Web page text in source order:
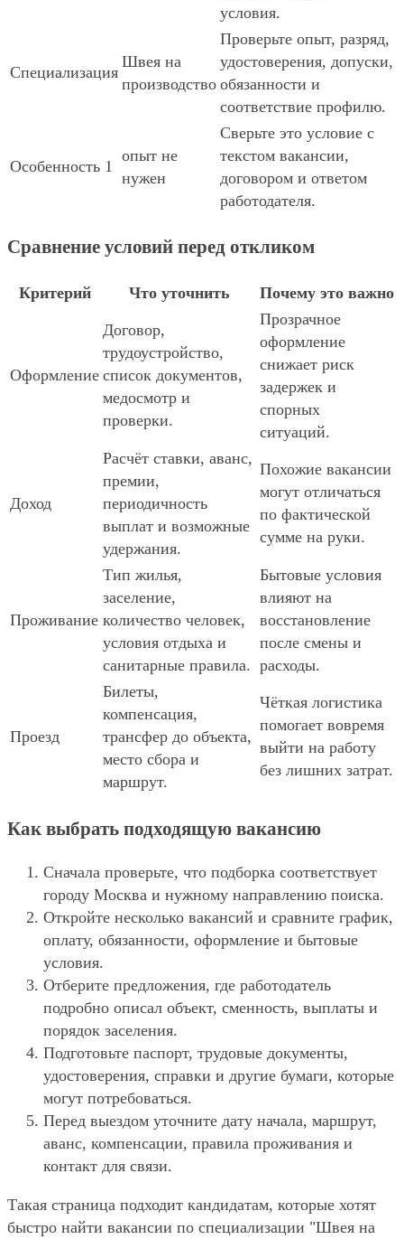
условия.
Специализация
Швея на
производство
Проверьте опыт, разряд,
удостоверения, допуски,
обязанности и
соответствие профилю.
Особенность 1
опыт не
нужен
Сверьте это условие с
текстом вакансии,
договором и ответом
работодателя.
Сравнение условий перед откликом
Критерий Что уточнить Почему это важно
Оформление
Договор,
трудоустройство,
список документов,
медосмотр и
проверки.
Прозрачное
оформление
снижает риск
задержек и
спорных
ситуаций.
Доход
Расчёт ставки, аванс,
премии,
периодичность
выплат и возможные
удержания.
Похожие вакансии
могут отличаться
по фактической
сумме на руки.
Проживание
Тип жилья,
заселение,
количество человек,
условия отдыха и
санитарные правила.
Бытовые условия
влияют на
восстановление
после смены и
расходы.
Проезд
Билеты,
компенсация,
трансфер до объекта,
место сбора и
маршрут.
Чёткая логистика
помогает вовремя
выйти на работу
без лишних затрат.
Как выбрать подходящую вакансию
Сначала проверьте, что подборка соответствует
городу Москва и нужному направлению поиска.
Откройте несколько вакансий и сравните график,
оплату, обязанности, оформление и бытовые
условия.
Отберите предложения, где работодатель
подробно описал объект, сменность, выплаты и
порядок заселения.
Подготовьте паспорт, трудовые документы,
удостоверения, справки и другие бумаги, которые
могут потребоваться.
Перед выездом уточните дату начала, маршрут,
аванс, компенсации, правила проживания и
контакт для связи.
Такая страница подходит кандидатам, которые хотят
быстро найти вакансии по специализации "Швея на